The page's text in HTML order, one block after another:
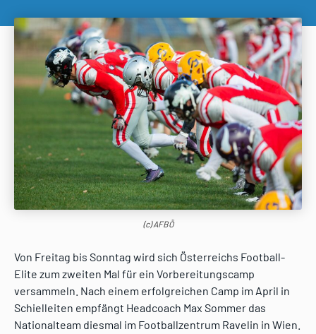
(c) AFBÖ
Von Freitag bis Sonntag wird sich Österreichs Football-
Elite zum zweiten Mal für ein Vorbereitungscamp
versammeln. Nach einem erfolgreichen Camp im April in
Schielleiten empfängt Headcoach Max Sommer das
Nationalteam diesmal im Footballzentrum Ravelin in Wien.